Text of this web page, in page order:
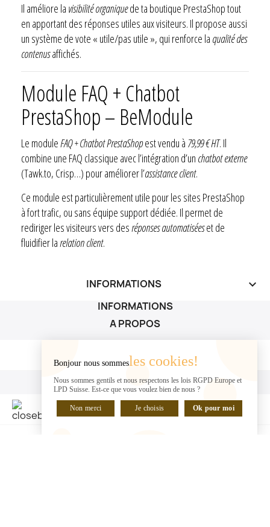
Il améliore la visibilité organiquede ta boutique PrestaShop tout
en apportant des réponses utiles aux visiteurs. Il propose aussi
un système de vote « utile/pas utile », qui renforce la qualité des
contenusaffichés.
Module FAQ + Chatbot
PrestaShop – BeModule
Le moduleFAQ + Chatbot PrestaShopest vendu à 79,99 € HT. Il
combine une FAQ classique avec l’intégration d’un chatbot externe
(Tawk.to, Crisp…) pour améliorer l’assistance client.
Ce module est particulièrement utile pour les sites PrestaShop
à fort trafic, ou sans équipe support dédiée. Il permet de
rediriger les visiteurs vers des réponses automatiséeset de
fluidifier la relation client.
INFORMATIONS keyboard_arrow_down
INFORMATIONS
A PROPOS
A PROPOS
VOTRE COMPTE
VOTRE COMPTE
Bonjour nous sommesles cookies!
Nous sommes gentils et nous respectons les lois RGPD Europe et
LPD Suisse. Est-ce que vous voulez bien de nous ?
Non merci Je choisis Ok pour moi
DISCUTER EN LIGNE